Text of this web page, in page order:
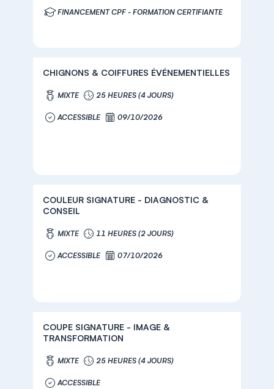
FINANCEMENT CPF - FORMATION CERTIFIANTE
CHIGNONS & COIFFURES ÉVÉNEMENTIELLES
MIXTE 25 HEURES (4 JOURS)
ACCESSIBLE 09/10/2026
COULEUR SIGNATURE - DIAGNOSTIC &
CONSEIL
MIXTE 11 HEURES (2 JOURS)
ACCESSIBLE 07/10/2026
COUPE SIGNATURE - IMAGE &
TRANSFORMATION
MIXTE 25 HEURES (4 JOURS)
ACCESSIBLE